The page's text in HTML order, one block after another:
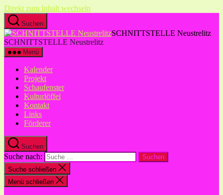
Direkt zum Inhalt wechseln
Suchen
SCHNITTSTELLE Neustrelitz
SCHNITTSTELLE Neustrelitz
Menü
Kalender
Projekt
Schaufenster
Kulturlöffel
Kontakt
Links
Förderer
Suchen
Suche nach:
Suche schließen
Menü schließen